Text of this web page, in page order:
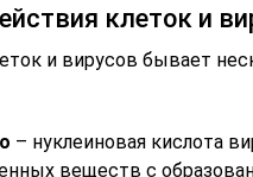
клеток и
и вирусов бывает
– нуклеиновая кислота
веществ с